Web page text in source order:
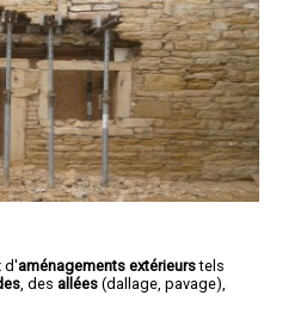
d'aménagements extérieurstels
, des allées (dallage, pavage),